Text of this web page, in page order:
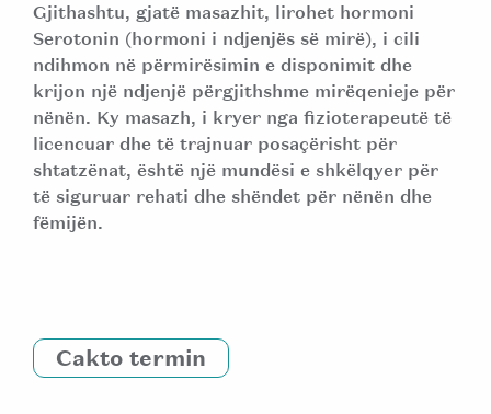
Gjithashtu, gjatë masazhit, lirohet hormoni
Serotonin (hormoni i ndjenjës së mirë), i cili
ndihmon në përmirësimin e disponimit dhe
krijon një ndjenjë përgjithshme mirëqenieje për
nënën. Ky masazh, i kryer nga fizioterapeutë të
licencuar dhe të trajnuar posaçërisht për
shtatzënat, është një mundësi e shkëlqyer për
të siguruar rehati dhe shëndet për nënën dhe
fëmijën.
Cakto termin